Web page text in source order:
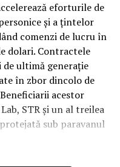
atac iminent din
și Islamabadul
regatul saudit,
într-o realitate
eforturile de
și a țintelor
comenzi de lucru în
dolari. Contractele
ultimă generație
în zbor dincolo de
acestor
STR și un al treilea
sub paravanul